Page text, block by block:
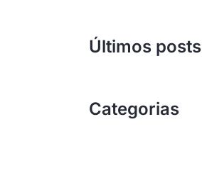
Últimos posts
Categorias